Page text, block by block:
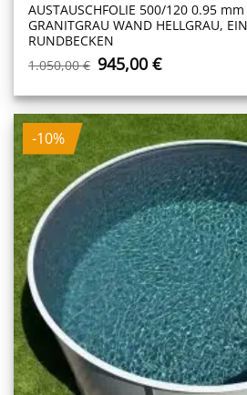
AUSTAUSCHFOLIE 500/120 0.95
GRANITGRAU WAND HELLGRAU,
RUNDBECKEN
1.050,00€ Ursprünglicher
Preis
war:
1.050,00 €
945,00€Aktueller
ist:
945,00 €.
-10%